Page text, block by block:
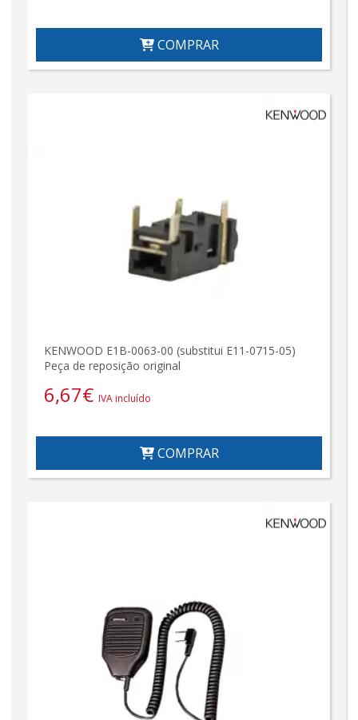
COMPRAR
KENWOOD E1B-0063-00 (substitui E11-0715-05)
Peça de reposição original
6,67€ IVA incluído
COMPRAR